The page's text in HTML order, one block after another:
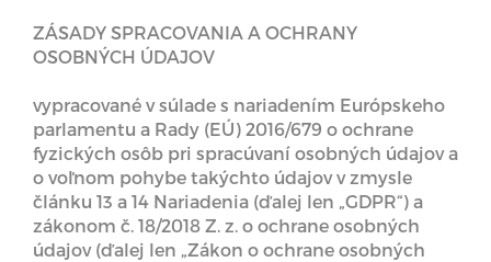
ZÁSADY SPRACOVANIA A OCHRANY
OSOBNÝCH ÚDAJOV
vypracované v súlade s nariadením Európskeho
parlamentu a Rady (EÚ) 2016/679 o ochrane
fyzických osôb pri spracúvaní osobných údajov a
o voľnom pohybe takýchto údajov v zmysle
článku 13 a 14 Nariadenia (ďalej len „GDPR“) a
zákonom č. 18/2018 Z. z. o ochrane osobných
údajov (ďalej len „Zákon o ochrane osobných